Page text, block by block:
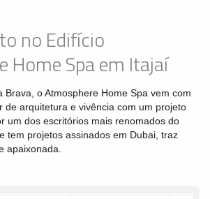
no Edifício
Home Spa em Itajaí
Brava, o Atmosphere Home Spa vem com
de arquitetura e vivência com um projeto
um dos escritórios mais renomados do
tem projetos assinados em Dubai, traz
apaixonada.